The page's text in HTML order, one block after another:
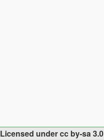
Licensed under cc by-sa 3.0